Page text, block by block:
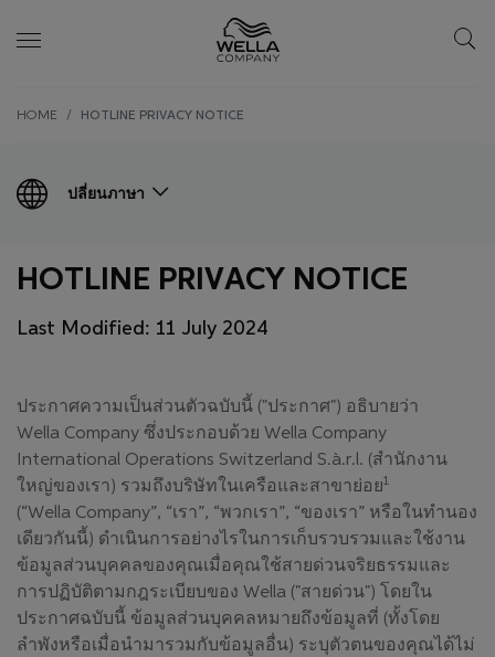
to
content
HOME HOTLINE PRIVACY NOTICE
ปลี่ยนภาษา
HOTLINE PRIVACY NOTICE
Last Modified: 11 July 2024
ประกาศความเป็นส่วนตัวฉบับนี้ ("ประกาศ") อธิบายว่า
Wella Company ซึ่งประกอบด้วย Wella Company
International Operations Switzerland S.à.r.l. (สำนักงาน
ใหญ่ของเรา) รวมถึงบริษัทในเครือและสาขาย่อย1
(“Wella Company”, “เรา”, “พวกเรา”, “ของเรา” หรือในทำนอง
เดียวกันนี้) ดำเนินการอย่างไรในการเก็บรวบรวมและใช้งาน
ข้อมูลส่วนบุคคลของคุณเมื่อคุณใช้สายด่วนจริยธรรมและ
การปฏิบัติตามกฎระเบียบของ Wella ("สายด่วน") โดยใน
ประกาศฉบับนี้ ข้อมูลส่วนบุคคลหมายถึงข้อมูลที่ (ทั้งโดย
ลำพังหรือเมื่อนำมารวมกับข้อมูลอื่น) ระบุตัวตนของคุณได้ไม่